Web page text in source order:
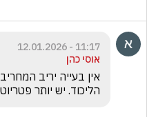
11:17 - 12.01.2026
אוסי כהן
הליכוד. יש יותר